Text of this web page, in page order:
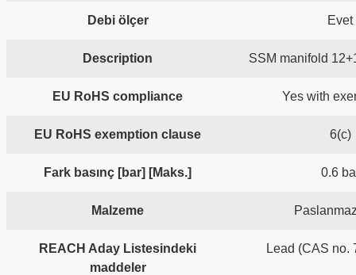
Debi ölçer Evet
Description SSM manifold
EU RoHS compliance Yes with
EU RoHS exemption clause 6(c)
Fark basınç [bar] [Maks.] 0.6
Malzeme
REACH Aday Listesindeki
maddeler
Lead (CAS no.